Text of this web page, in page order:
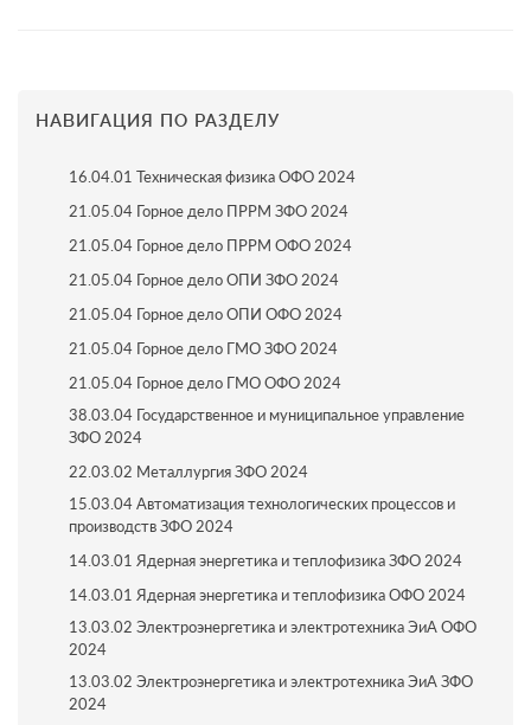
НАВИГАЦИЯ ПО РАЗДЕЛУ
16.04.01 Техническая физика ОФО 2024
21.05.04 Горное дело ПРРМ ЗФО 2024
21.05.04 Горное дело ПРРМ ОФО 2024
21.05.04 Горное дело ОПИ ЗФО 2024
21.05.04 Горное дело ОПИ ОФО 2024
21.05.04 Горное дело ГМО ЗФО 2024
21.05.04 Горное дело ГМО ОФО 2024
38.03.04 Государственное и муниципальное управление
ЗФО 2024
22.03.02 Металлургия ЗФО 2024
15.03.04 Автоматизация технологических процессов и
производств ЗФО 2024
14.03.01 Ядерная энергетика и теплофизика ЗФО 2024
14.03.01 Ядерная энергетика и теплофизика ОФО 2024
13.03.02 Электроэнергетика и электротехника ЭиА ОФО
2024
13.03.02 Электроэнергетика и электротехника ЭиА ЗФО
2024